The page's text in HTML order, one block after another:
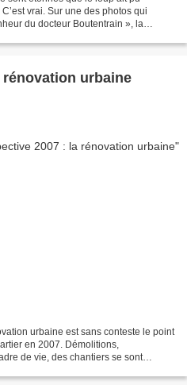
vrai. Sur une des photos qui
du docteur Boutentrain », la
urbaine
urbaine est sans conteste le point
en 2007. Démolitions,
de vie, des chantiers se sont